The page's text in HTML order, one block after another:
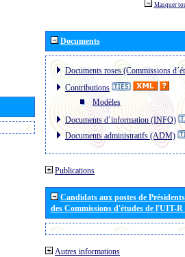
Masquer
Documents
Documents roses (Commissions
Contributions
Modèles
Documents d´information (INFO)
Documents administratifs (ADM)
Publications
Candidats aux postes de
des Commissions d'études de l'UIT-
Autres informations